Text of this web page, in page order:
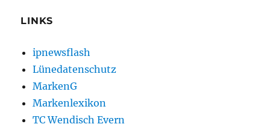
LINKS
ipnewsflash
Lünedatenschutz
MarkenG
Markenlexikon
TC Wendisch Evern